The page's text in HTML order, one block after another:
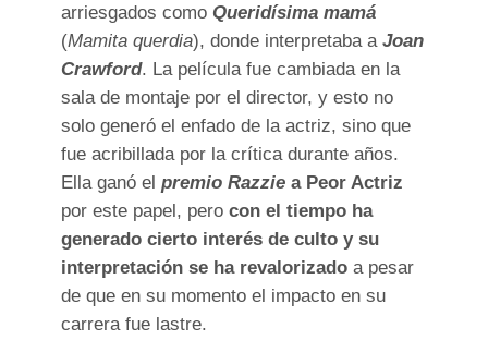
arriesgados como Queridísima mamá
(Mamita querdia), donde interpretaba a Joan
Crawford. La película fue cambiada en la
sala de montaje por el director, y esto no
solo generó el enfado de la actriz, sino que
fue acribillada por la crítica durante años.
Ella ganó el premio Razzie a Peor Actriz
por este papel, pero con el tiempo ha
generado cierto interés de culto y su
interpretación se ha revalorizado a pesar
de que en su momento el impacto en su
carrera fue lastre.